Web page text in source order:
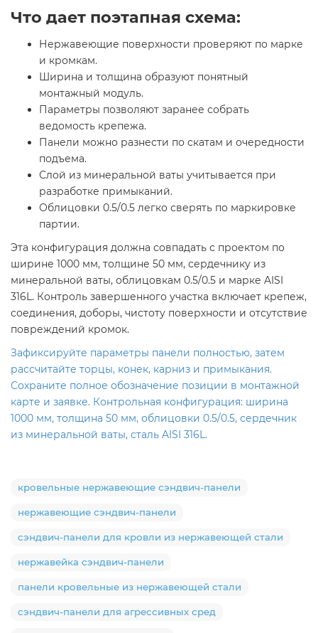
Что дает поэтапная схема:
Нержавеющие поверхности проверяют по марке
и кромкам.
Ширина и толщина образуют понятный
монтажный модуль.
Параметры позволяют заранее собрать
ведомость крепежа.
Панели можно разнести по скатам и очередности
подъема.
Слой из минеральной ваты учитывается при
разработке примыканий.
Облицовки 0.5/0.5 легко сверять по маркировке
партии.
Эта конфигурация должна совпадать с проектом по
ширине 1000 мм, толщине 50 мм, сердечнику из
минеральной ваты, облицовкам 0.5/0.5 и марке AISI
316L. Контроль завершенного участка включает крепеж,
соединения, доборы, чистоту поверхности и отсутствие
повреждений кромок.
Зафиксируйте параметры панели полностью, затем
рассчитайте торцы, конек, карниз и примыкания.
Сохраните полное обозначение позиции в монтажной
карте и заявке. Контрольная конфигурация: ширина
1000 мм, толщина 50 мм, облицовки 0.5/0.5, сердечник
из минеральной ваты, сталь AISI 316L.
кровельные нержавеющие сэндвич-панели
нержавеющие сэндвич-панели
сэндвич-панели для кровли из нержавеющей стали
нержавейка сэндвич-панели
панели кровельные из нержавеющей стали
сэндвич-панели для агрессивных сред